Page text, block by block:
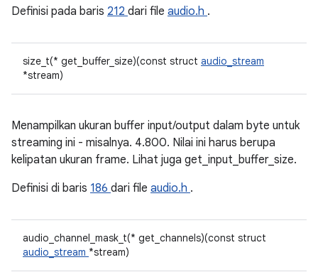
Definisi pada baris 212 dari file audio.h .
size_t(* get_buffer_size)(const struct audio_stream
*stream)
Menampilkan ukuran buffer input/output dalam byte untuk
streaming ini - misalnya. 4.800. Nilai ini harus berupa
kelipatan ukuran frame. Lihat juga get_input_buffer_size.
Definisi di baris 186 dari file audio.h .
audio_channel_mask_t(* get_channels)(const struct
audio_stream *stream)